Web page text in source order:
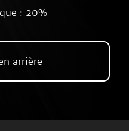
: 20%
arrière